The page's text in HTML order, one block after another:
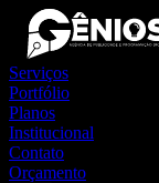
Serviços
Portfólio
Planos
Institucional
Contato
Orçamento